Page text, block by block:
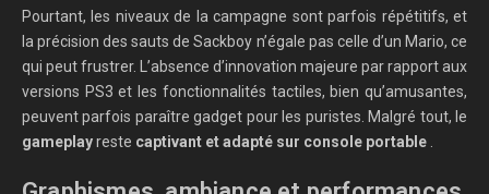
Pourtant, les niveaux de la campagne sont parfois répétitifs, et
la précision des sauts de Sackboy n’égale pas celle d’un Mario, ce
qui peut frustrer. L’absence d’innovation majeure par rapport aux
versions PS3 et les fonctionnalités tactiles, bien qu’amusantes,
peuvent parfois paraître gadget pour les puristes. Malgré tout, le
gameplayreste captivant et adapté sur console portable